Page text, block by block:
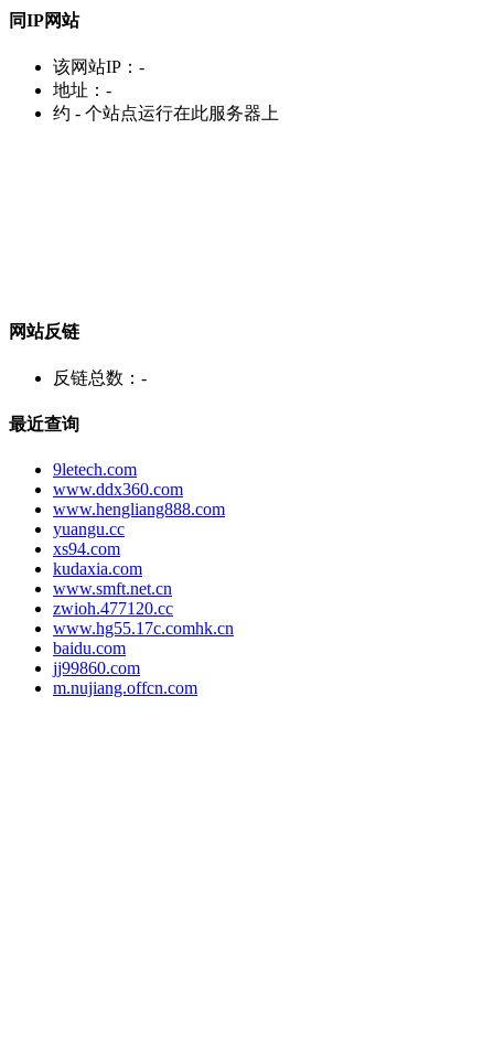
同IP网站
该网站IP： -
地址： -
约 - 个站点运行在此服务器上
网站反链
反链总数： -
最近查询
9letech.com
www.ddx360.com
www.hengliang888.com
yuangu.cc
xs94.com
kudaxia.com
www.smft.net.cn
zwioh.477120.cc
www.hg55.17c.comhk.cn
baidu.com
jj99860.com
m.nujiang.offcn.com